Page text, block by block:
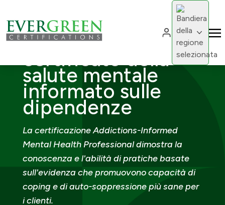
Cambia
Professionista
certificato della
salute mentale
informato sulle
dipendenze
La certificazione Addictions-Informed
Mental Health Professional dimostra la
conoscenza e l'abilità di pratiche basate
sull'evidenza che promuovono capacità di
coping e di auto-soppressione più sane per
i clienti.